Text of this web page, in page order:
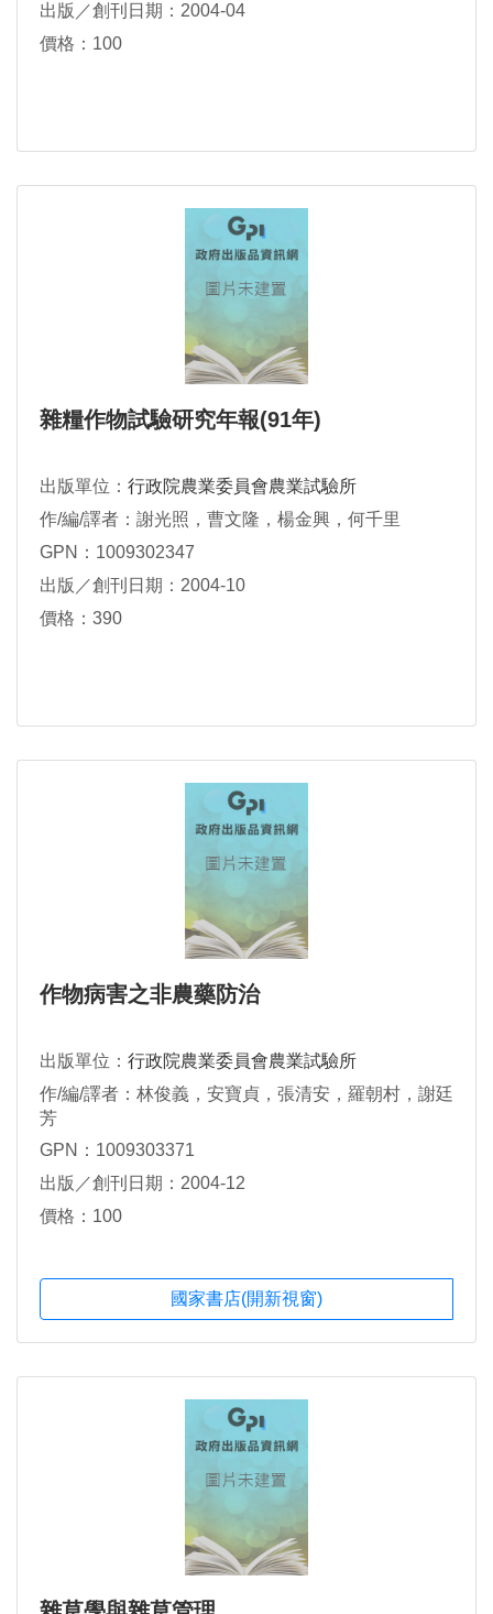
出版／創刊日期：2004-04
價格：100
雜糧作物試驗研究年報(91年)
出版單位： 行政院農業委員會農業試驗所
作/編/譯者：謝光照，曹文隆，楊金興，何千里
GPN：1009302347
出版／創刊日期：2004-10
價格：390
作物病害之非農藥防治
出版單位： 行政院農業委員會農業試驗所
作/編/譯者：林俊義，安寶貞，張清安，羅朝村，謝廷
芳
GPN：1009303371
出版／創刊日期：2004-12
價格：100
國家書店(開新視窗)